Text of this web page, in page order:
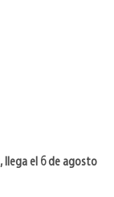
llega el 6 de agosto